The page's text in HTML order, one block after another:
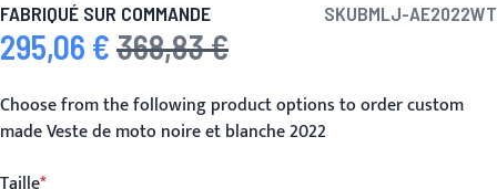
FABRIQUÉ SUR COMMANDE SKUBMLJ-AE2022WT
Prix spécial
295,06 € Prix normal
368,83 €
Choose from the following product options to order custom
made Veste de moto noire et blanche 2022